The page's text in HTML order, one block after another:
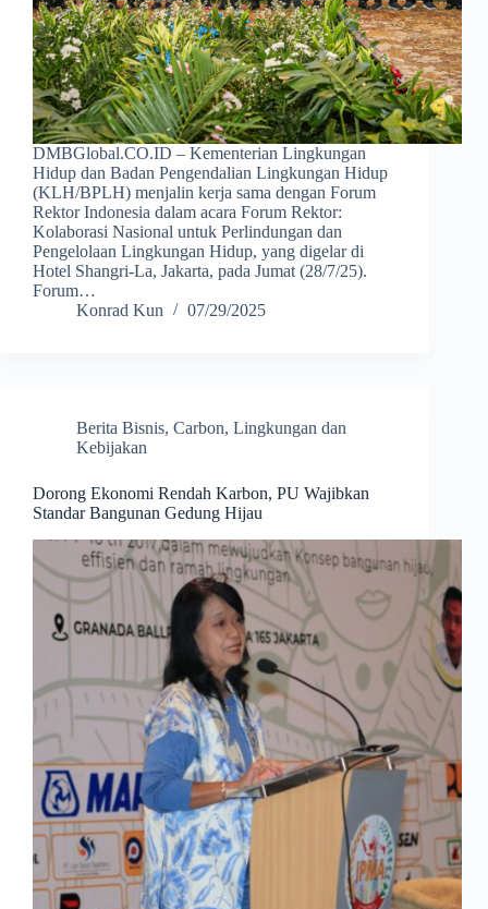
DMBGlobal.CO.ID – Kementerian Lingkungan
Hidup dan Badan Pengendalian Lingkungan Hidup
(KLH/BPLH) menjalin kerja sama dengan Forum
Rektor Indonesia dalam acara Forum Rektor:
Kolaborasi Nasional untuk Perlindungan dan
Pengelolaan Lingkungan Hidup, yang digelar di
Hotel Shangri-La, Jakarta, pada Jumat (28/7/25).
Forum…
Konrad Kun
07/29/2025
Berita Bisnis, Carbon, Lingkungan dan
Kebijakan
Dorong Ekonomi Rendah Karbon, PU Wajibkan
Standar Bangunan Gedung Hijau